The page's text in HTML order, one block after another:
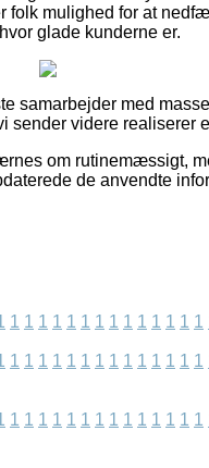
mulighed for at
glade kunderne er.
samarbejder med
sender videre realiserer
om rutinemæssigt,
de anvendte
1 1 1 1 1 1 1 1 1 1 1 1 1 1
1 1 1 1 1 1 1 1 1 1 1 1 1 1
1 1 1 1 1 1 1 1 1 1 1 1 1 1